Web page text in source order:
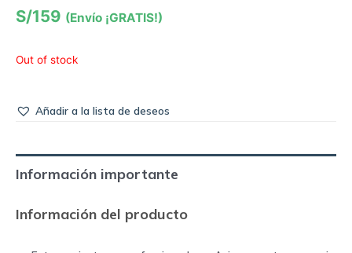
S/159 (Envío ¡GRATIS!)
Out of stock
Añadir a la lista de deseos
Información importante
Información del producto